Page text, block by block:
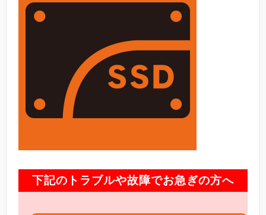
下記のトラブルや故障でお急ぎの方へ